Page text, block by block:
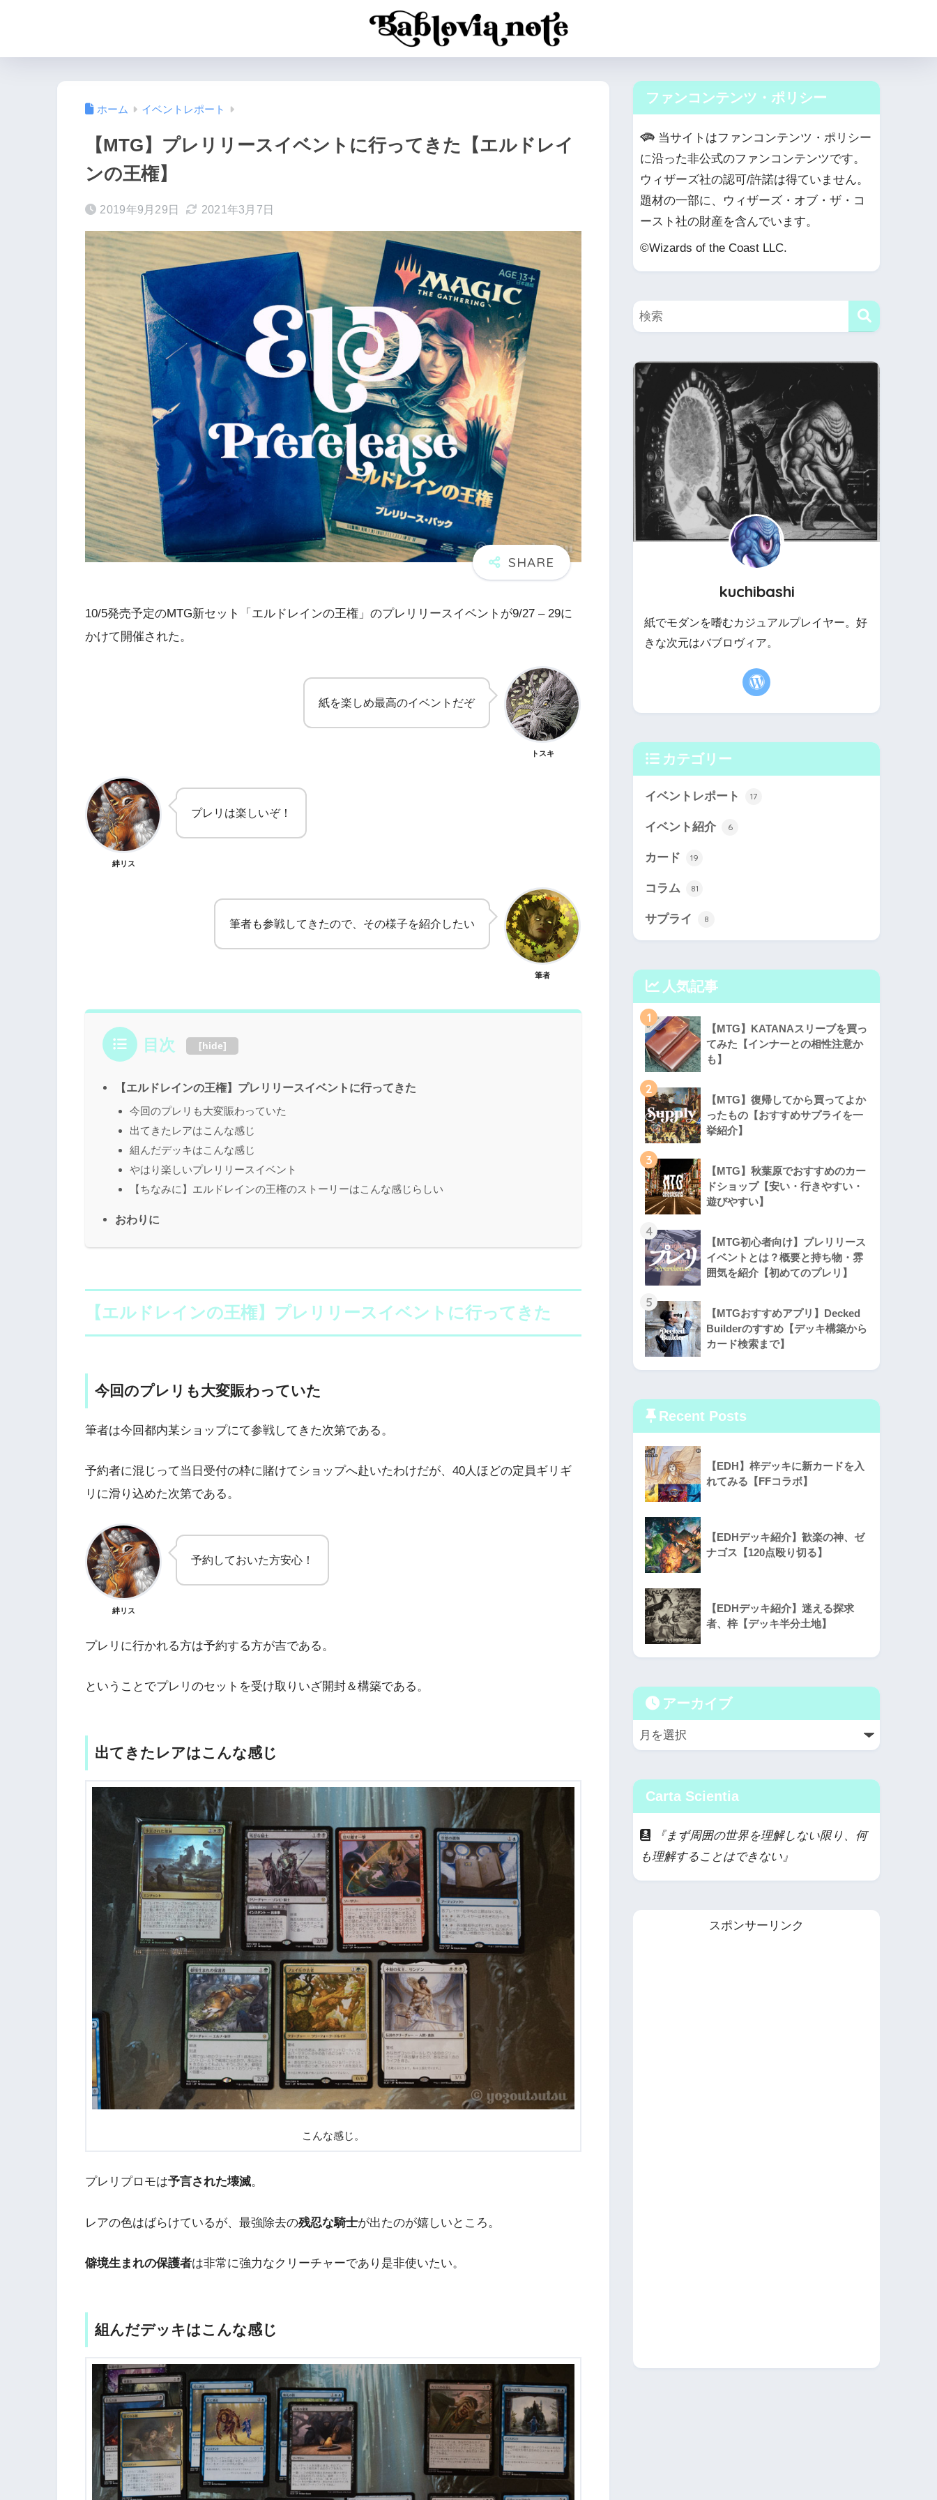
ホーム イベントレポート
【MTG】プレリリースイベントに行ってきた【エルドレイ
ンの王権】
2019年9月29日 2021年3月7日
10/5発売予定のMTG新セット「エルドレインの王権」のプレリリースイベントが9/27 – 29に
かけて開催された。
紙を楽しめ最高のイベントだぞ
トスキ
絆リス
プレリは楽しいぞ！
筆者も参戦してきたので、その様子を紹介したい
筆者
目次 [hide]
【エルドレインの王権】プレリリースイベントに行ってきた
今回のプレリも大変賑わっていた
出てきたレアはこんな感じ
組んだデッキはこんな感じ
やはり楽しいプレリリースイベント
【ちなみに】エルドレインの王権のストーリーはこんな感じらしい
おわりに
【エルドレインの王権】プレリリースイベントに行ってきた
今回のプレリも大変賑わっていた
筆者は今回都内某ショップにて参戦してきた次第である。
予約者に混じって当日受付の枠に賭けてショップへ赴いたわけだが、40人ほどの定員ギリギ
リに滑り込めた次第である。
絆リス
予約しておいた方安心！
プレリに行かれる方は予約する方が吉である。
ということでプレリのセットを受け取りいざ開封＆構築である。
出てきたレアはこんな感じ
こんな感じ。
プレリプロモは予言された壊滅。
レアの色はばらけているが、最強除去の残忍な騎士が出たのが嬉しいところ。
僻境生まれの保護者は非常に強力なクリーチャーであり是非使いたい。
組んだデッキはこんな感じ
ファンコンテンツ・ポリシー
当サイトはファンコンテンツ・ポリシー
に沿った非公式のファンコンテンツです。
ウィザーズ社の認可/許諾は得ていません。
題材の一部に、ウィザーズ・オブ・ザ・コ
ースト社の財産を含んでいます。
©Wizards of the Coast LLC.
kuchibashi
紙でモダンを嗜むカジュアルプレイヤー。好
きな次元はバブロヴィア。
カテゴリー
イベントレポート 17
イベント紹介 6
カード 19
コラム 81
サプライ 8
人気記事
1
【MTG】KATANAスリーブを買っ
てみた【インナーとの相性注意か
も】
2
【MTG】復帰してから買ってよか
ったもの【おすすめサプライを一
挙紹介】
3
【MTG】秋葉原でおすすめのカー
ドショップ【安い・行きやすい・
遊びやすい】
4
【MTG初心者向け】プレリリース
イベントとは？概要と持ち物・雰
囲気を紹介【初めてのプレリ】
5
【MTGおすすめアプリ】Decked
Builderのすすめ【デッキ構築から
カード検索まで】
Recent Posts
【EDH】梓デッキに新カードを入
れてみる【FFコラボ】
【EDHデッキ紹介】歓楽の神、ゼ
ナゴス【120点殴り切る】
【EDHデッキ紹介】迷える探求
者、梓【デッキ半分土地】
アーカイブ
Carta Scientia
『まず周囲の世界を理解しない限り、何
も理解することはできない』
スポンサーリンク